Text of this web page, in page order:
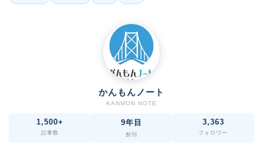
かんもんノート
KANMON NOTE
1,500+
記事数
9年目
創刊
3,363
フォロワー